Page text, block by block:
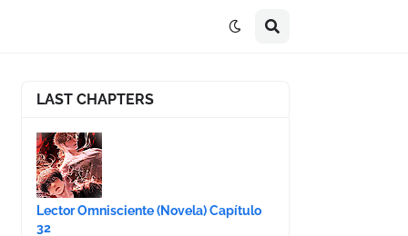
LAST CHAPTERS
Lector Omnisciente (Novela) Capítulo
32